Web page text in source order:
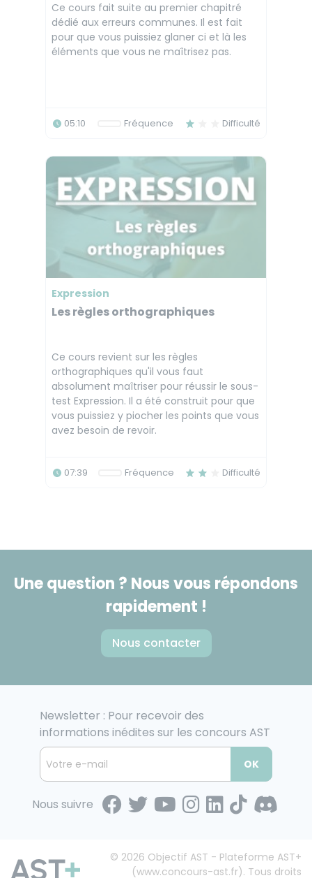
Ce cours fait suite au premier chapitré
dédié aux erreurs communes. Il est fait
pour que vous puissiez glaner ci et là les
éléments que vous ne maîtrisez pas.
05:10 Fréquence Difficulté
Expression
Les règles orthographiques
Ce cours revient sur les règles
orthographiques qu'il vous faut
absolument maîtriser pour réussir le sous-
test Expression. Il a été construit pour que
vous puissiez y piocher les points que vous
avez besoin de revoir.
07:39 Fréquence Difficulté
Une question ? Nous vous répondons
rapidement !
Nous contacter
Newsletter : Pour recevoir des
informations inédites sur les concours AST
OK
Nous suivre
© 2026 Objectif AST - Plateforme AST+
(www.concours-ast.fr). Tous droits